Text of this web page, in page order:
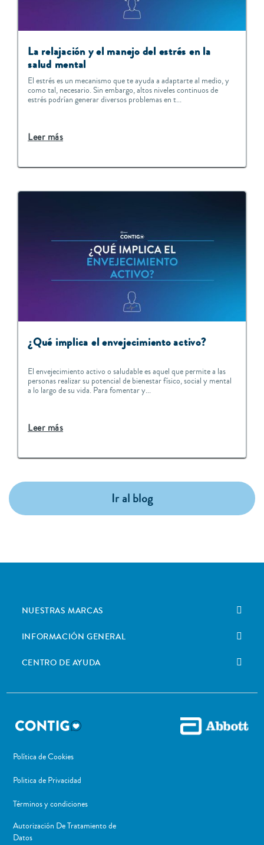
La relajación y el manejo del estrés en la
salud mental
El estrés es un mecanismo que te ayuda a adaptarte al medio, y
como tal, necesario. Sin embargo, altos niveles continuos de
estrés podrían generar diversos problemas en t...
Leer más
¿Qué implica el envejecimiento activo?
El envejecimiento activo o saludable es aquel que permite a las
personas realizar su potencial de bienestar físico, social y mental
a lo largo de su vida. Para fomentar y...
Leer más
Ir al blog
NUESTRAS MARCAS
INFORMACIÓN GENERAL
CENTRO DE AYUDA
Política de Cookies
Politica de Privacidad
Términos y condiciones
Autorización De Tratamiento de
Datos